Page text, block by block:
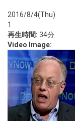
2016/8/4(Thu)
1
再生時間: 34分
Video Image: